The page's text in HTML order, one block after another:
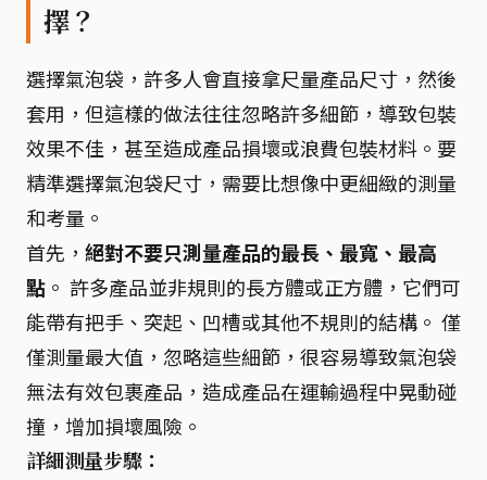
擇？
選擇氣泡袋，許多人會直接拿尺量產品尺寸，然後
套用，但這樣的做法往往忽略許多細節，導致包裝
效果不佳，甚至造成產品損壞或浪費包裝材料。要
精準選擇氣泡袋尺寸，需要比想像中更細緻的測量
和考量。
首先， 絕對不要只測量產品的最長、最寬、最高
點 。 許多產品並非規則的長方體或正方體，它們可
能帶有把手、突起、凹槽或其他不規則的結構。 僅
僅測量最大值，忽略這些細節，很容易導致氣泡袋
無法有效包裹產品，造成產品在運輸過程中晃動碰
撞，增加損壞風險。
詳細測量步驟：